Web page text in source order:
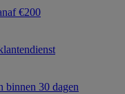
€200
binnen 30 dagen